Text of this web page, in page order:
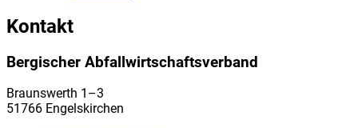
Kontakt
Bergischer Abfallwirtschaftsverband
Braunswerth 1–3
51766 Engelskirchen